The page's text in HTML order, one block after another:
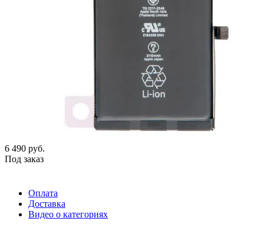
6 490 руб.
Под заказ
Оплата
Доставка
Видео о категориях